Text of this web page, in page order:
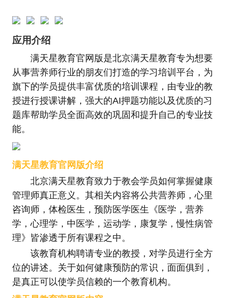
应用介绍
满天星教育官网版是北京满天星教育专为想要
从事营养师行业的朋友们打造的学习培训平台，为
旗下的学员提供丰富优质的培训课程，由专业的教
授进行授课讲解，强大的AI押题功能以及优质的习
题库帮助学员全面高效的巩固和提升自己的专业技
能。
满天星教育官网版介绍
北京满天星教育致力于教会学员如何掌握健康
管理师真正意义。其相关内容将公共营养师，心里
咨询师，体检医生，预防医学医生《医学，营养
学，心理学，中医学，运动学，康复学，慢性病管
理》皆渗透于所有课程之中。
该教育机构聘请专业的教授，对学员进行全方
位的讲述。关于如何健康预防的常识，面面俱到，
是真正可以使学员信赖的一个教育机构。